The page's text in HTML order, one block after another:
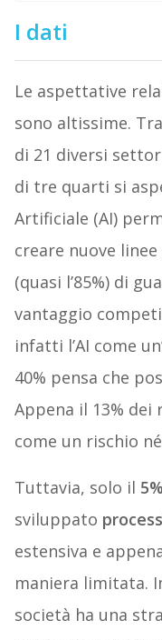
I dati
Le aspettative
sono altissime.
di 21 diversi
di tre quarti si
Artificiale (AI)
creare nuove
(quasi l’85%) di
vantaggio
infatti l’AI come
40% pensa che
Appena il 13% dei
come un rischio
Tuttavia, solo il 5%
sviluppato
estensiva e
maniera limitata.
società ha una